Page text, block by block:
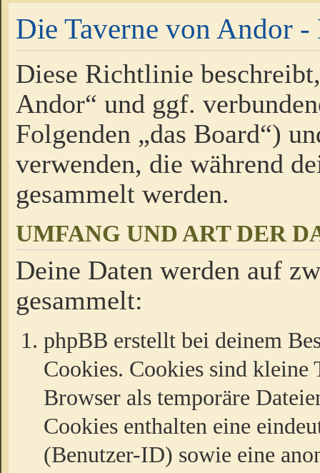
Die Taverne von Andor
Diese Richtlinie
Andor“ und ggf.
Folgenden „das Board“)
verwenden, die während
gesammelt werden.
UMFANG UND ART DER
Deine Daten werden auf
gesammelt:
phpBB erstellt bei deinem
Cookies. Cookies sind kleine
Browser als temporäre
Cookies enthalten eine
(Benutzer-ID) sowie eine